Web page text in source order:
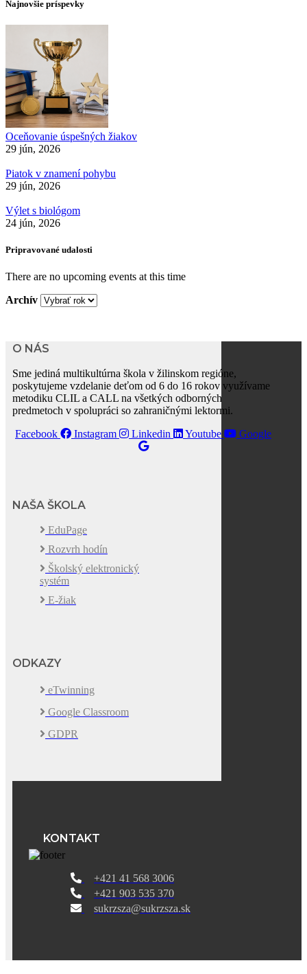
Najnovšie príspevky
Oceňovanie úspešných žiakov
29 jún, 2026
Piatok v znamení pohybu
29 jún, 2026
Výlet s biológom
24 jún, 2026
Pripravované udalosti
There are no upcoming events at this time
Archív
O NÁS
Sme jediná multikultúrna škola v žilinskom regióne,
poskytujeme vzdelanie deťom od 6 do 16 rokov využívame
metodiku CLIL a CALL na všetkých odborných
predmetoch v spolupráci so zahraničnými lektormi.
Facebook
Instagram Linkedin Youtube Google
NAŠA ŠKOLA
EduPage
Rozvrh hodín
Školský elektronický
systém
E-žiak
ODKAZY
eTwinning
Google Classroom
GDPR
KONTAKT
+421 41 568 3006
+421 903 535 370
sukrzsza@sukrzsza.sk